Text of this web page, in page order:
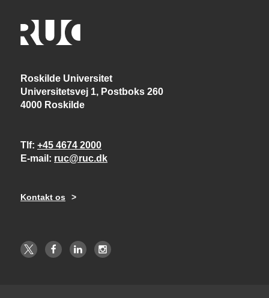
Roskilde Universitet
Universitetsvej 1, Postboks 260
4000 Roskilde
Tlf +45 4674 2000
E-mail
ruc@ruc.dk
Kontakt os